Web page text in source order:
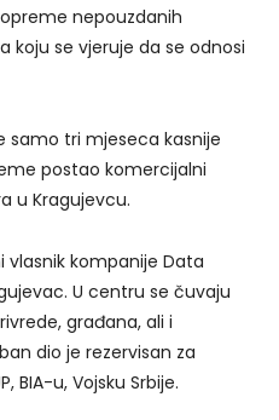
nepouzdanih
koju se vjeruje da se odnosi
samo tri mjeseca kasnije
postao komercijalni
u Kragujevcu.
vlasnik kompanije Data
U centru se čuvaju
građana, ali i
dio je rezervisan za
BIA-u, Vojsku Srbije.